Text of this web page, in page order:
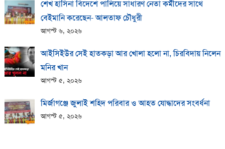
শেখ হাসিনা বিদেশে পালিয়ে সাধারণ নেতা কর্মীদের সাথে
বেইমানি করেছেন- আলতাফ চৌধুরী
আগস্ট ৬, ২০২৬
আইসিইউর সেই হাতকড়া আর খোলা হলো না, চিরবিদায় নিলেন
মনির খান
আগস্ট ৫, ২০২৬
মির্জাগঞ্জে জুলাই শহিদ পরিবার ও আহত যোদ্ধাদের সংবর্ধনা
আগস্ট ৫, ২০২৬